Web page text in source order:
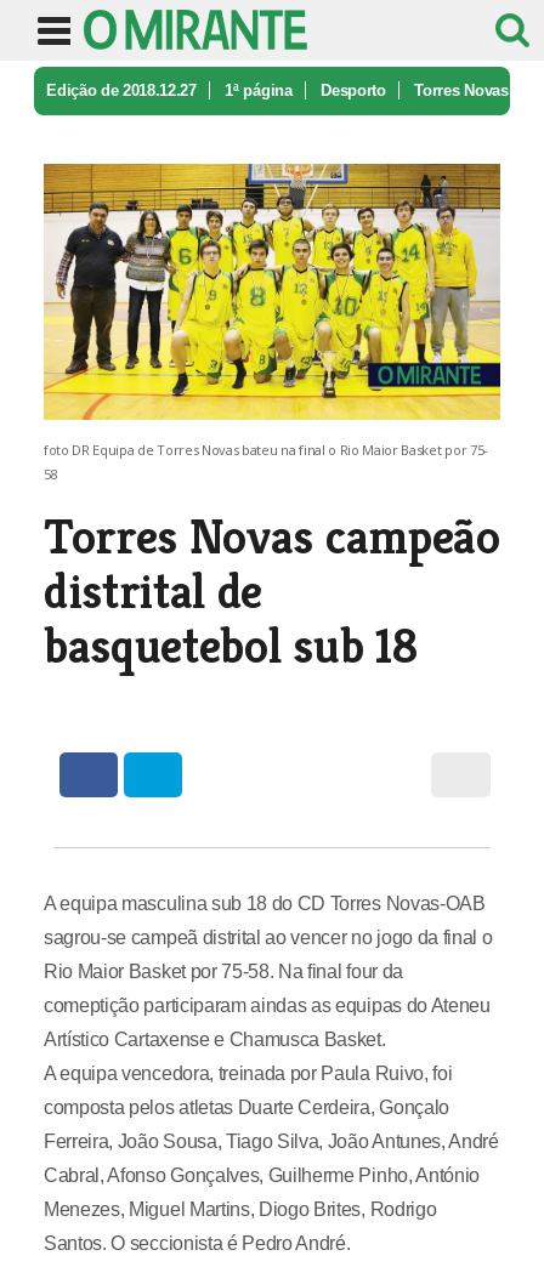
Edição de 2018.12.27 1ª página Desporto Torres Novas
foto DR Equipa de Torres Novas bateu na final o Rio Maior Basket por 75-
58
Torres Novas campeão
distrital de
basquetebol sub 18
A equipa masculina sub 18 do CD Torres Novas-OAB
sagrou-se campeã distrital ao vencer no jogo da final o
Rio Maior Basket por 75-58. Na final four da
comeptição participaram aindas as equipas do Ateneu
Artístico Cartaxense e Chamusca Basket.
A equipa vencedora, treinada por Paula Ruivo, foi
composta pelos atletas Duarte Cerdeira, Gonçalo
Ferreira, João Sousa, Tiago Silva, João Antunes, André
Cabral, Afonso Gonçalves, Guilherme Pinho, António
Menezes, Miguel Martins, Diogo Brites, Rodrigo
Santos. O seccionista é Pedro André.